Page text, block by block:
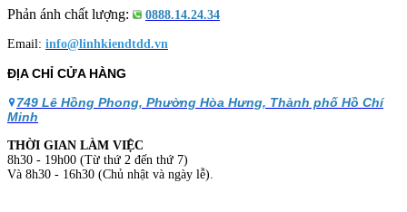
Phản ánh chất lượng: 0888.14.24.34
Email: info@linhkiendtdd.vn
ĐỊA CHỈ CỬA HÀNG
749 Lê Hồng Phong, Phường Hòa Hưng, Thành phố Hồ Chí
Minh
THỜI GIAN LÀM VIỆC
8h30 - 19h00 (Từ thứ 2 đến thứ 7)
Và 8h30 - 16h30 (Chủ nhật và ngày lễ).